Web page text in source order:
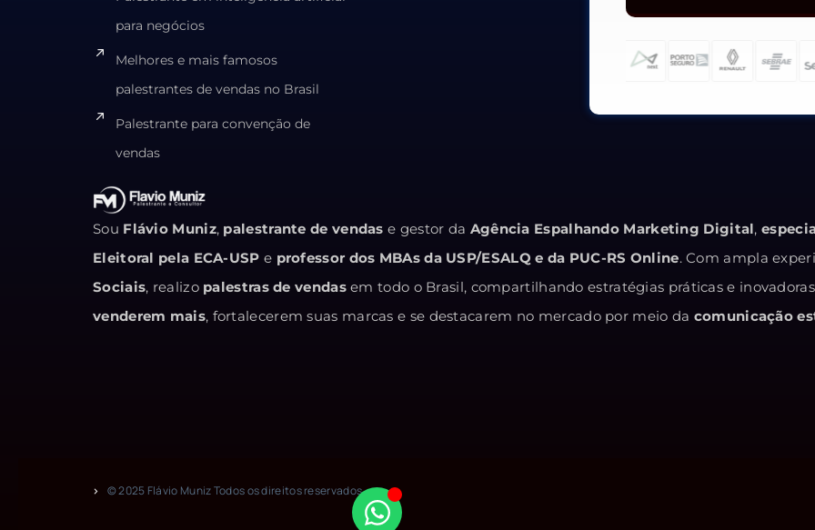
para negócios
Melhores e mais famosos
palestrantes de vendas no Brasil
Palestrante para convenção de
vendas
Sou Flávio Muniz, palestrante de vendas e gestor da Agência Espalhando Marketing Digital,
Eleitoral pela ECA-USP e professor dos MBAs da USP/ESALQ e da PUC-RS Online. Com ampla
Sociais, realizo palestras de vendasem todo o Brasil, compartilhando estratégias práticas e
venderem mais, fortalecerem suas marcas e se destacarem no mercado por meio da comunicação
© 2025 Flávio Muniz Todos os direitos reservados.